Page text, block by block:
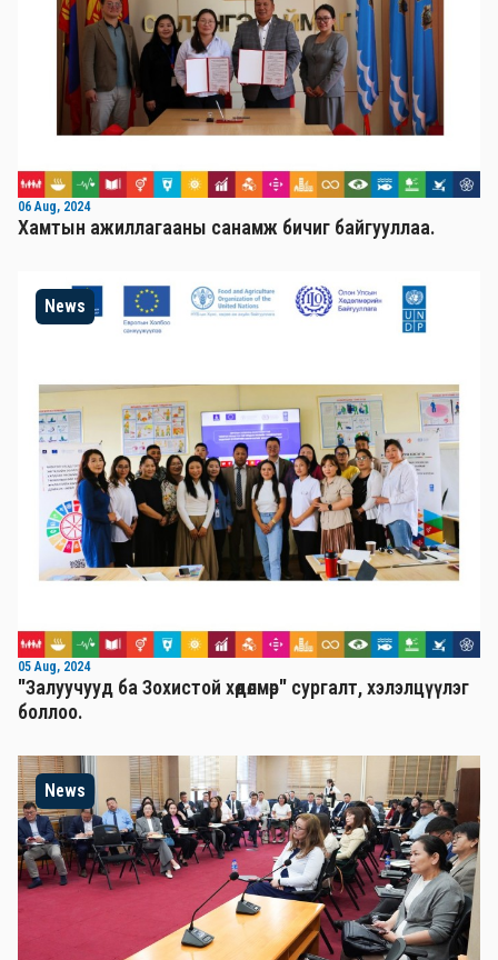
06 Aug, 2024
Хамтын ажиллагааны санамж бичиг байгууллаа.
News
05 Aug, 2024
"Залуучууд ба Зохистой хөдөлмөр" сургалт, хэлэлцүүлэг
боллоо.
News